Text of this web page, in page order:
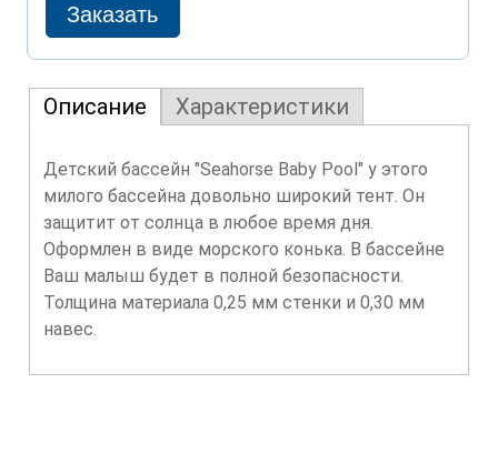
Описание Характеристики
Детский бассейн "Seahorse Baby Pool" у этого
милого бассейна довольно широкий тент. Он
защитит от солнца в любое время дня.
Оформлен в виде морского конька. В бассейне
Ваш малыш будет в полной безопасности.
Толщина материала 0,25 мм стенки и 0,30 мм
навес.